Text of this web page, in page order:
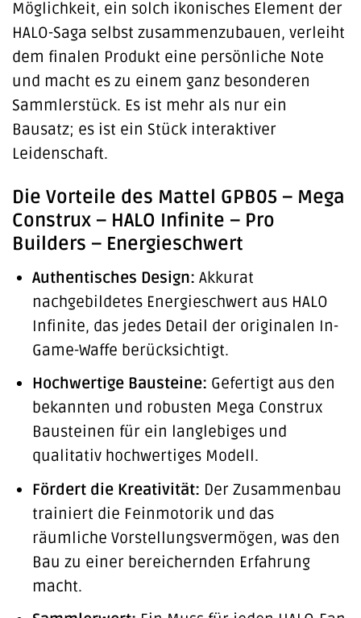
Möglichkeit, ein solch ikonisches Element der
HALO-Saga selbst zusammenzubauen, verleiht
dem finalen Produkt eine persönliche Note
und macht es zu einem ganz besonderen
Sammlerstück. Es ist mehr als nur ein
Bausatz; es ist ein Stück interaktiver
Leidenschaft.
Die Vorteile des Mattel GPB05 – Mega
Construx – HALO Infinite – Pro
Builders – Energieschwert
Authentisches Design: Akkurat
nachgebildetes Energieschwert aus HALO
Infinite, das jedes Detail der originalen In-
Game-Waffe berücksichtigt.
Hochwertige Bausteine: Gefertigt aus den
bekannten und robusten Mega Construx
Bausteinen für ein langlebiges und
qualitativ hochwertiges Modell.
Fördert die Kreativität: Der Zusammenbau
trainiert die Feinmotorik und das
räumliche Vorstellungsvermögen, was den
Bau zu einer bereichernden Erfahrung
macht.